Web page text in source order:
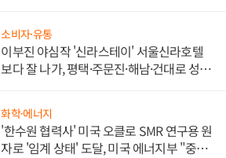
소비자·유통
이부진 야심작 '신라스테이' 서울신라호텔
보다 잘 나가, 평택·주문진·해남·건대로 성
화학·에너지
'한수원 협력사' 미국 오클로 SMR 연구용 원
자로 '임계 상태' 도달, 미국 에너지부 "중요